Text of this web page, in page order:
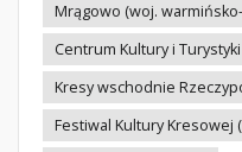
Mrągowo (woj.
Centrum Kultury i
Kresy wschodnie
Festiwal Kultury Kresowej